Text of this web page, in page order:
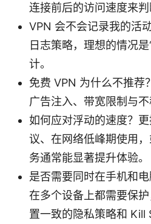
连接前后的访问速度来判
VPN 会不会记录我的活
日志策略，理想的情况
计。
免费 VPN 为什么不推荐
广告注入、带宽限制与不
如何应对浮动的速度？
议、在网络低峰期使用
务通常能显著提升体验。
是否需要同时在手机和
在多个设备上都需要保
置一致的隐私策略和 Kill